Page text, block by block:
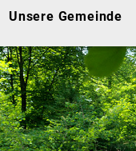
Unsere Gemeinde